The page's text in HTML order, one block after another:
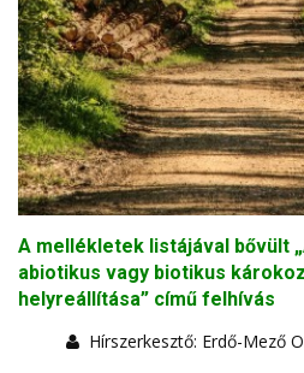
A mellékletek listájával bővült
abiotikus vagy biotikus
helyreállítása” című felhívás
Hírszerkesztő: Erdő-Mező